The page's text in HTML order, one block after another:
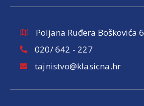
Poljana Ruđera Boškovića 6
020/ 642 - 227
tajnistvo@klasicna.hr